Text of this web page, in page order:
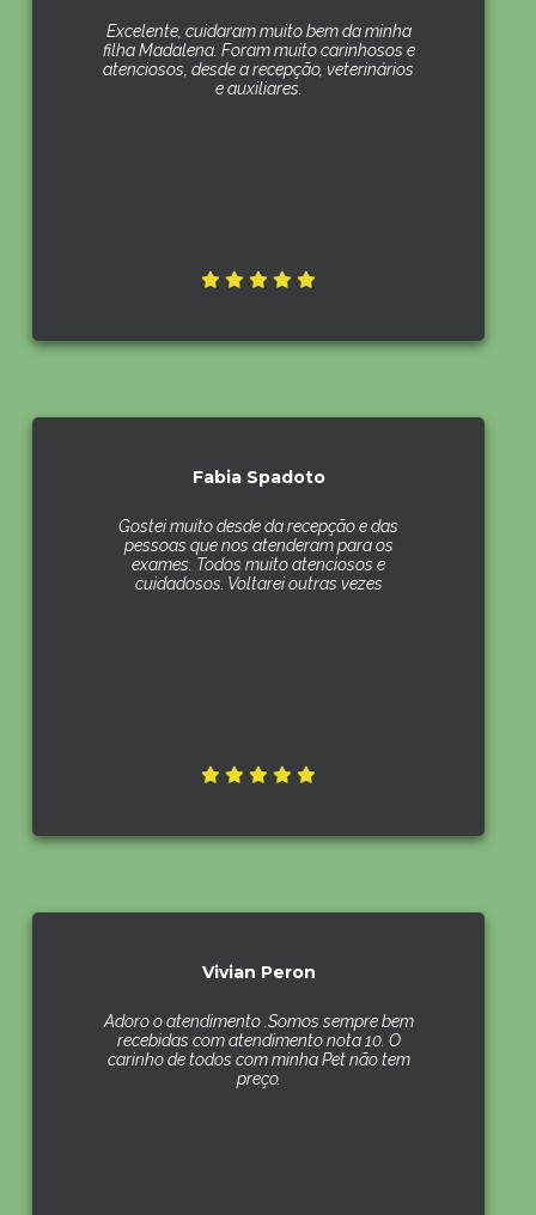
Excelente, cuidaram muito bem da minha
filha Madalena. Foram muito carinhosos e
atenciosos, desde a recepção, veterinários
e auxiliares.
Fabia Spadoto
Gostei muito desde da recepção e das
pessoas que nos atenderam para os
exames. Todos muito atenciosos e
cuidadosos. Voltarei outras vezes
Vivian Peron
Adoro o atendimento .Somos sempre bem
recebidas com atendimento nota 10. O
carinho de todos com minha Pet não tem
preço.